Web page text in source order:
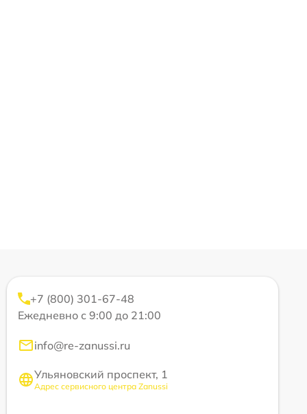
+7 (800) 301-67-48
Ежедневно с 9:00 до 21:00
info@re-zanussi.ru
Ульяновский проспект, 1
Адрес сервисного центра Zanussi